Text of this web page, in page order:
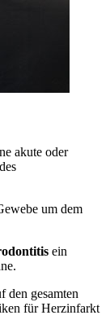
akute oder
um dem
ein
den gesamten
für Herzinfarkt